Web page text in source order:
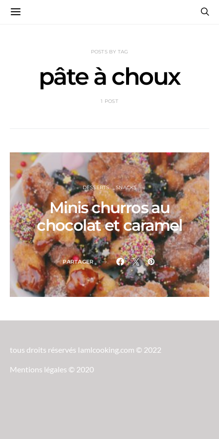
POSTS BY TAG
pâte à choux
1 POST
DESSERTS SNACKS
Minis churros au
chocolat et caramel
PARTAGER
tous droits réservés Iamlcooking.com © 2022
Mentions légales © 2020